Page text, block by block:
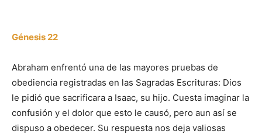
Génesis 22
Abraham enfrentó una de las mayores pruebas de
obediencia registradas en las Sagradas Escrituras: Dios
le pidió que sacrificara a Isaac, su hijo. Cuesta imaginar la
confusión y el dolor que esto le causó, pero aun así se
dispuso a obedecer. Su respuesta nos deja valiosas